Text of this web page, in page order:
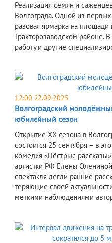
Реализация семян и
Волгограда. Одной из
разовая ярмарка на
Тракторозаводском районе.
работу и другие
12:00 22.09.2025
Волгоградский
юбилейный сезон
Открытие ХХ сезона в
состоится 25 сентября – в
комедия «Пёстрые
артистки РФ Елены
спектакля легли ранние
теряющие своей
меткими наблюдениями